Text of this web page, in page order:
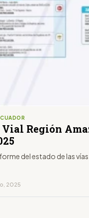
Región
del estado de las
2025